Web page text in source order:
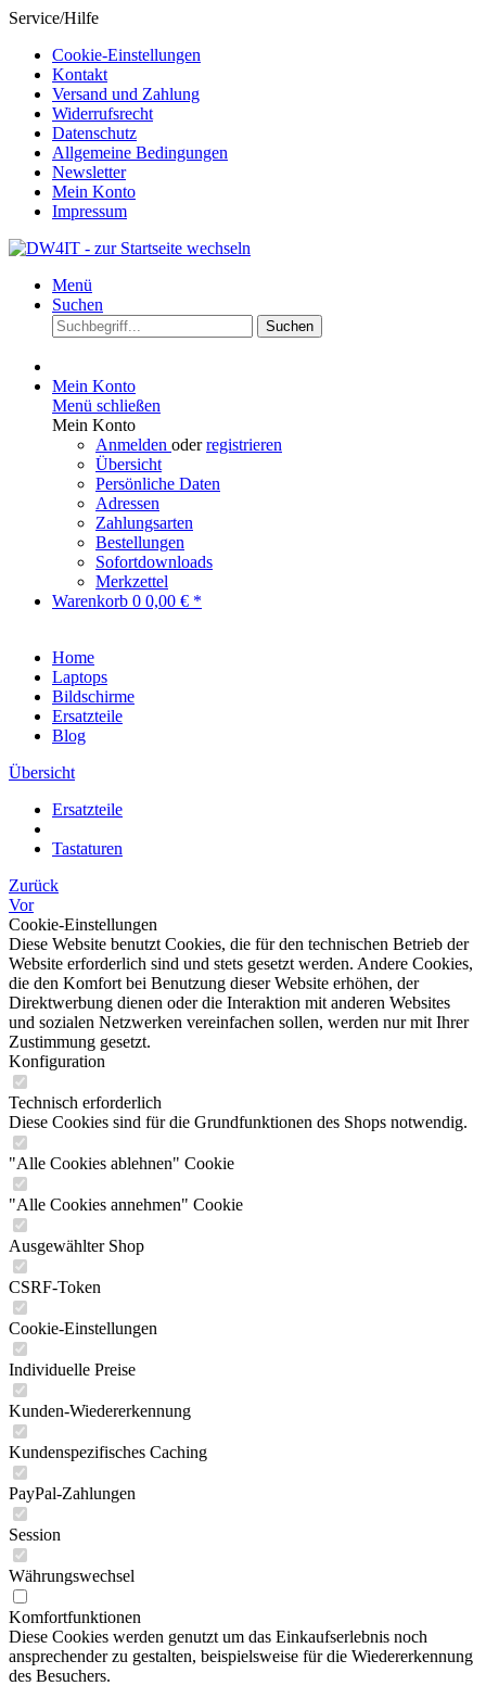
Service/Hilfe
Cookie-Einstellungen
Kontakt
Versand und Zahlung
Widerrufsrecht
Datenschutz
Allgemeine Bedingungen
Newsletter
Mein Konto
Impressum
Menü
Suchen
Suchen
Mein Konto
Menü schließen
Mein Konto
Anmelden oderregistrieren
Übersicht
Persönliche Daten
Adressen
Zahlungsarten
Bestellungen
Sofortdownloads
Merkzettel
Warenkorb 0 0,00 € *
Home
Laptops
Bildschirme
Ersatzteile
Blog
Übersicht
Ersatzteile
Tastaturen
Zurück
Vor
Cookie-Einstellungen
Diese Website benutzt Cookies, die für den technischen Betrieb der
Website erforderlich sind und stets gesetzt werden. Andere Cookies,
die den Komfort bei Benutzung dieser Website erhöhen, der
Direktwerbung dienen oder die Interaktion mit anderen Websites
und sozialen Netzwerken vereinfachen sollen, werden nur mit Ihrer
Zustimmung gesetzt.
Konfiguration
Technisch erforderlich
Diese Cookies sind für die Grundfunktionen des Shops notwendig.
"Alle Cookies ablehnen" Cookie
"Alle Cookies annehmen" Cookie
Ausgewählter Shop
CSRF-Token
Cookie-Einstellungen
Individuelle Preise
Kunden-Wiedererkennung
Kundenspezifisches Caching
PayPal-Zahlungen
Session
Währungswechsel
Komfortfunktionen
Diese Cookies werden genutzt um das Einkaufserlebnis noch
ansprechender zu gestalten, beispielsweise für die Wiedererkennung
des Besuchers.